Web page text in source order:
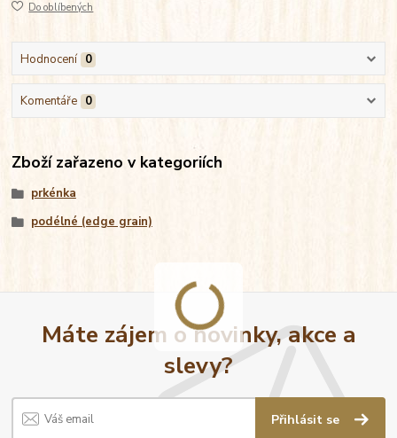
Do oblíbených
Hodnocení 0
Komentáře 0
Zboží zařazeno v kategoriích
prkénka
podélné (edge grain)
Máte zájem o novinky, akce a
slevy?
Přihlásit se